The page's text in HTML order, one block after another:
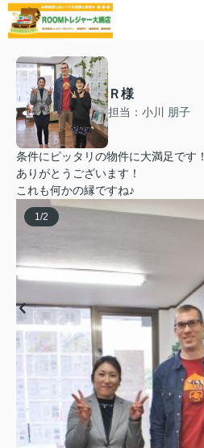
Ｒ様
担当：小川 朋子
条件にピッタリの物件に大満足です！
ありがとうございます！
これも何かの縁ですね♪
1/2